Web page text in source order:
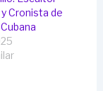
Cronista de